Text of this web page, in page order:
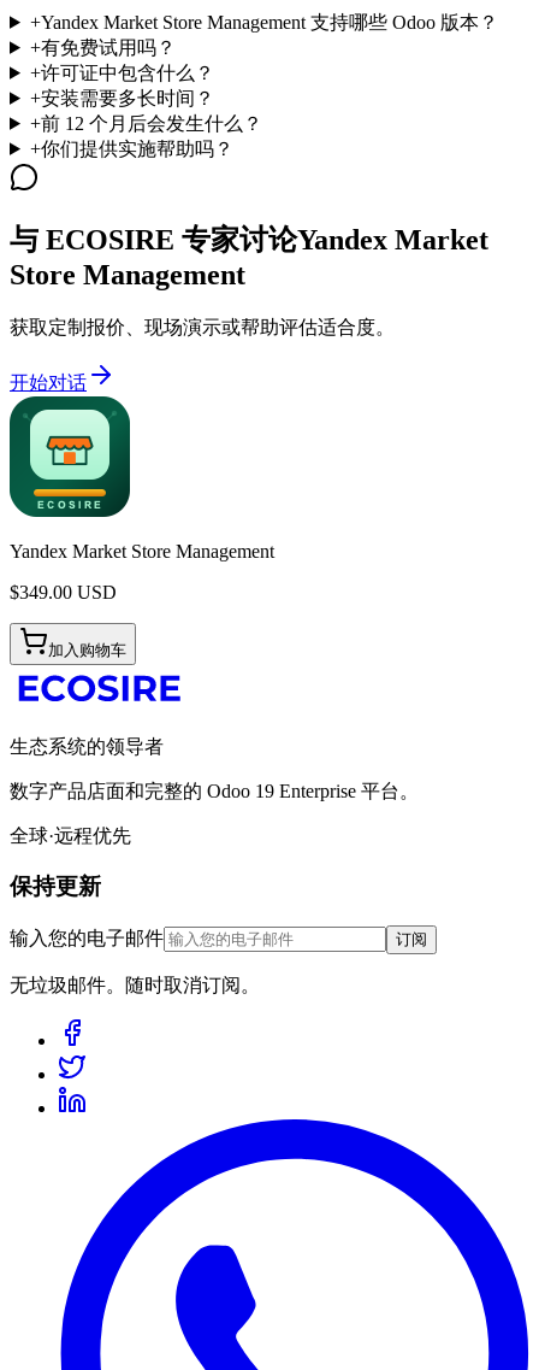
+Yandex Market Store Management 支持哪些 Odoo 版本？
+有免费试用吗？
+许可证中包含什么？
+安装需要多长时间？
+前 12 个月后会发生什么？
+你们提供实施帮助吗？
与 ECOSIRE 专家讨论Yandex Market
Store Management
获取定制报价、现场演示或帮助评估适合度。
开始对话
Yandex Market Store Management
$349.00 USD
加入购物车
生态系统的领导者
数字产品店面和完整的 Odoo 19 Enterprise 平台。
全球·远程优先
保持更新
输入您的电子邮件 订阅
无垃圾邮件。随时取消订阅。